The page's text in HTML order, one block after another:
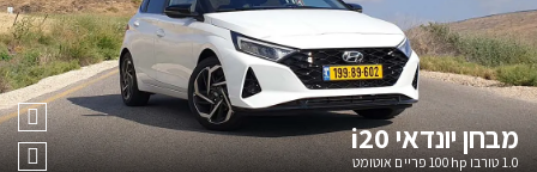
מבחןיונדאי i20
1.0 טורבו 100hp פריים אוטומט